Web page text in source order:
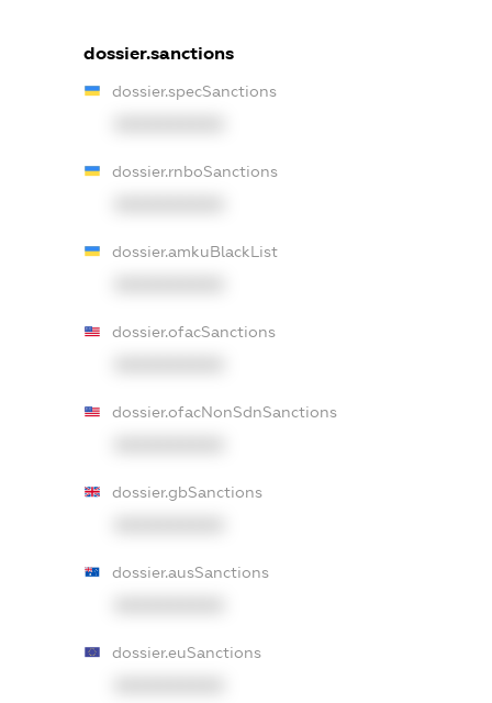
dossier.sanctions
dossier.specSanctions
dossier.rnboSanctions
dossier.amkuBlackList
dossier.ofacSanctions
dossier.ofacNonSdnSanctions
dossier.gbSanctions
dossier.ausSanctions
dossier.euSanctions